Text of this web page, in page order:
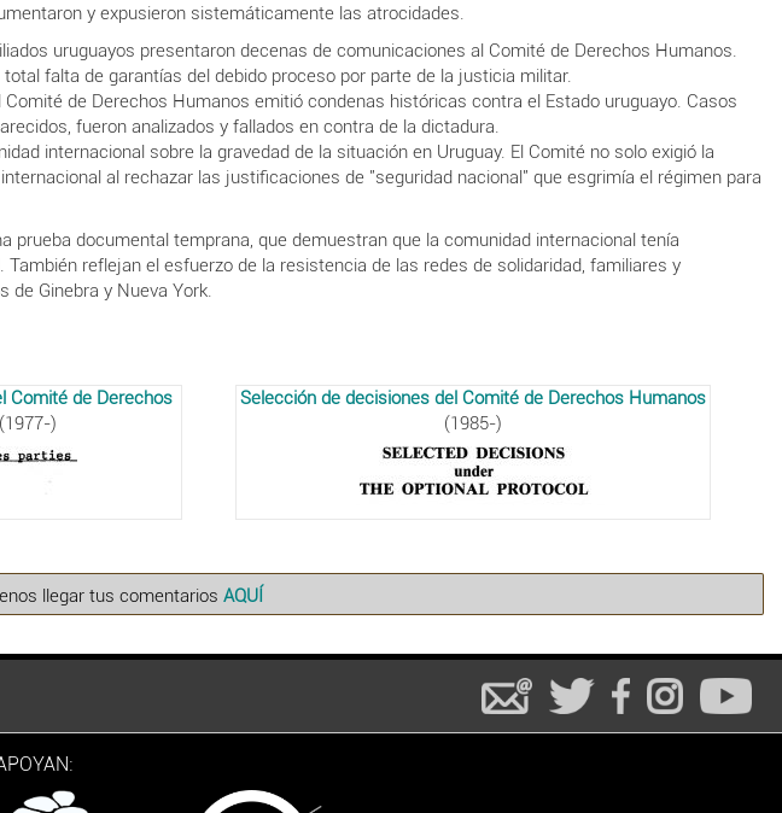
y expusieron sistemáticamente las atrocidades.
uruguayos presentaron decenas de comunicaciones al Comité de Derechos Humanos.
falta de garantías del debido proceso por parte de la justicia militar.
Comité de Derechos Humanos emitió condenas históricas contra el Estado uruguayo. Casos
fueron analizados y fallados en contra de la dictadura.
internacional sobre la gravedad de la situación en Uruguay. El Comité no solo exigió la
al rechazar las justificaciones de "seguridad nacional" que esgrimía el régimen para
documental temprana, que demuestran que la comunidad internacional tenía
reflejan el esfuerzo de la resistencia de las redes de solidaridad, familiares y
de Ginebra y Nueva York.
Comité de Derechos
(1977-)
Selección de decisiones del Comité de Derechos Humanos
(1985-)
llegar tus comentarios AQUÍ